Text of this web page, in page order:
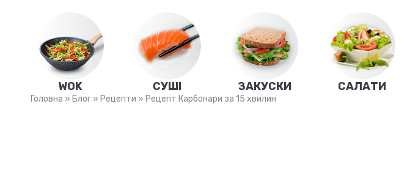
WOK СУШІ ЗАКУСКИ САЛАТИ
Головна » Блог » Рецепти » Рецепт Карбонари за 15 хвилин